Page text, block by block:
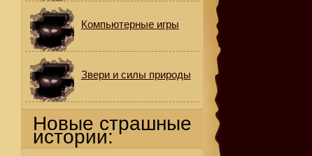
Компьютерные игры
Звери и силы природы
Новые страшные
истории: